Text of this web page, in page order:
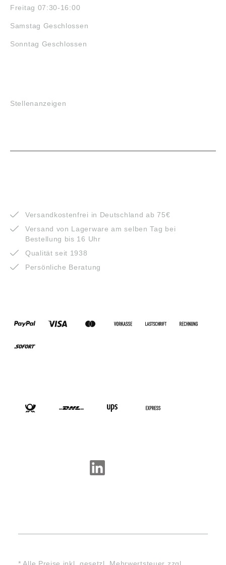
Freitag 07:30-16:00
Samstag Geschlossen
Sonntag Geschlossen
Stellenanzeigen
Versandkostenfrei in Deutschland ab 75€
Versand von Lagerware am selben Tag bei
Bestellung bis 16 Uhr
Qualität seit 1938
Persönliche Beratung
* Alle Preise inkl. gesetzl. Mehrwertsteuer zzgl.